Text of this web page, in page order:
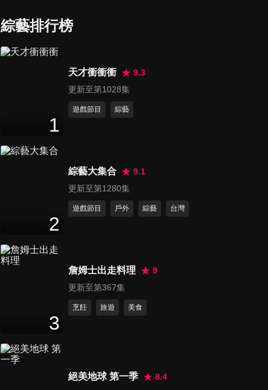
第97集 不演了？！背著老爸偷
Romeo Giulia Veloce 養成 l 車
與生活
27分鐘
攻略 ｜壯遊新大陸
第99集 直男必看？兩性專家教
34 分鐘
Cruiser LC76 vs Ineos
Grenadier，你選哪一道？l Car
guy’s special
27分鐘
第101集 把1990萬元的
著畢生積蓄準備買車，結果竟
綜藝排行榜
1
天才衝衝衝
9.3
更新至第1028集
遊戲節目 綜藝
2
綜藝大集合
9.1
更新至第1280集
遊戲節目 戶外 綜藝 台灣
3
詹姆士出走料理
9
更新至第367集
烹飪 旅遊 美食
絕美地球 第一季 8.4